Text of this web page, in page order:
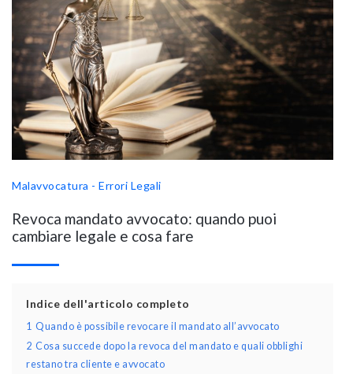
Malavvocatura - Errori Legali
Revoca mandato avvocato: quando puoi
cambiare legale e cosa fare
Indice dell'articolo completo
1 Quando è possibile revocare il mandato all’avvocato
2 Cosa succede dopo la revoca del mandato e quali obblighi
restano tra cliente e avvocato